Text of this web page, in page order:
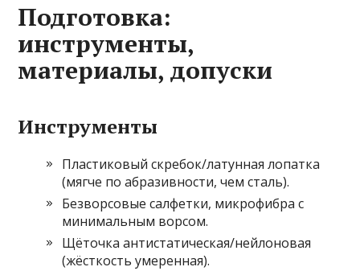
Подготовка:
инструменты,
материалы, допуски
Инструменты
Пластиковый скребок/латунная лопатка
(мягче по абразивности, чем сталь).
Безворсовые салфетки, микрофибра с
минимальным ворсом.
Щёточка антистатическая/нейлоновая
(жёсткость умеренная).